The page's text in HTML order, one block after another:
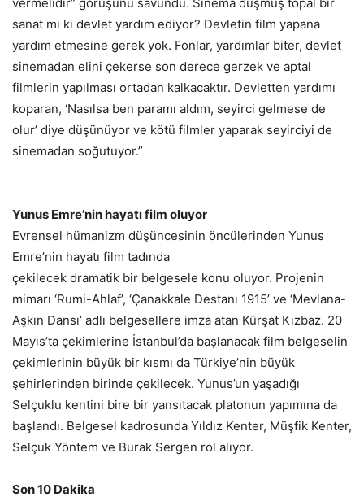
sanat mı ki devlet yardım ediyor? Devletin film yapana
yardım etmesine gerek yok. Fonlar, yardımlar biter, devlet
sinemadan elini çekerse son derece gerzek ve aptal
filmlerin yapılması ortadan kalkacaktır. Devletten yardımı
koparan, ‘Nasılsa ben paramı aldım, seyirci gelmese de
olur’ diye düşünüyor ve kötü filmler yaparak seyirciyi de
sinemadan soğutuyor.”
Yunus Emre’nin hayatı film oluyor
Evrensel hümanizm düşüncesinin öncülerinden Yunus
Emre’nin hayatı film tadında
çekilecek dramatik bir belgesele konu oluyor. Projenin
mimarı ‘Rumi-Ahlaf’, ‘Çanakkale Destanı 1915’ ve ‘Mevlana-
Aşkın Dansı’ adlı belgesellere imza atan Kürşat Kızbaz. 20
Mayıs’ta çekimlerine İstanbul’da başlanacak film belgeselin
çekimlerinin büyük bir kısmı da Türkiye’nin büyük
şehirlerinden birinde çekilecek. Yunus’un yaşadığı
Selçuklu kentini bire bir yansıtacak platonun yapımına da
başlandı. Belgesel kadrosunda Yıldız Kenter, Müşfik Kenter,
Selçuk Yöntem ve Burak Sergen rol alıyor.
Son 10 Dakika